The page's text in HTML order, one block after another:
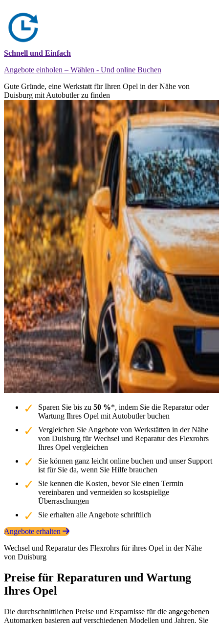
Schnell und Einfach
Angebote einholen – Wählen - Und online Buchen
Gute Gründe, eine Werkstatt für Ihren Opel in der Nähe von
Duisburg mit Autobutler zu finden
Sparen Sie bis zu 50 %*, indem Sie die Reparatur oder
Wartung Ihres Opel mit Autobutler buchen
Vergleichen Sie Angebote von Werkstätten in der Nähe
von Duisburg für Wechsel und Reparatur des Flexrohrs
Ihres Opel vergleichen
Sie können ganz leicht online buchen und unser Support
ist für Sie da, wenn Sie Hilfe brauchen
Sie kennen die Kosten, bevor Sie einen Termin
vereinbaren und vermeiden so kostspielige
Überraschungen
Sie erhalten alle Angebote schriftlich
Angebote erhalten
Wechsel und Reparatur des Flexrohrs für ihres Opel in der Nähe
von Duisburg
Preise für Reparaturen und Wartung
Ihres Opel
Die durchschnittlichen Preise und Ersparnisse für die angegebenen
Automarken basieren auf verschiedenen Modellen und Jahren. Sie